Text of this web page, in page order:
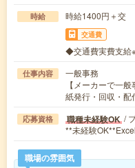
時給 時給1400円＋交
交通費
◆交通費実費支給
仕事内容
一般事務
【メーカーで一
紙発行・回収・
応募資格 職種未経験OK /
**未経験
職場の雰囲気